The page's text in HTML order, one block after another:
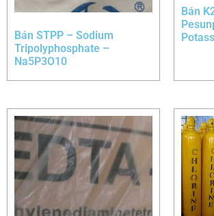
Bán STPP – Sodium
Tripolyphosphate –
Na5P3O10
Bán